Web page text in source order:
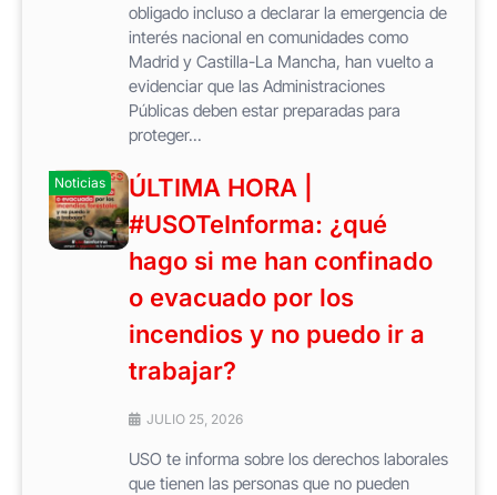
obligado incluso a declarar la emergencia de
interés nacional en comunidades como
Madrid y Castilla-La Mancha, han vuelto a
evidenciar que las Administraciones
Públicas deben estar preparadas para
proteger...
Noticias
ÚLTIMA HORA |
#USOTeInforma: ¿qué
hago si me han confinado
o evacuado por los
incendios y no puedo ir a
trabajar?
JULIO 25, 2026
USO te informa sobre los derechos laborales
que tienen las personas que no pueden